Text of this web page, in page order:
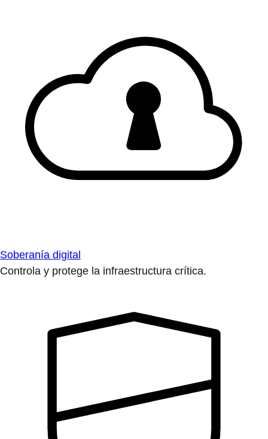
Programa, diseña, implementa y supervisa software
enfocado en la seguridad.